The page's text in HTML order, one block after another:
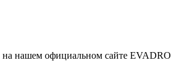
на нашем официальном сайте